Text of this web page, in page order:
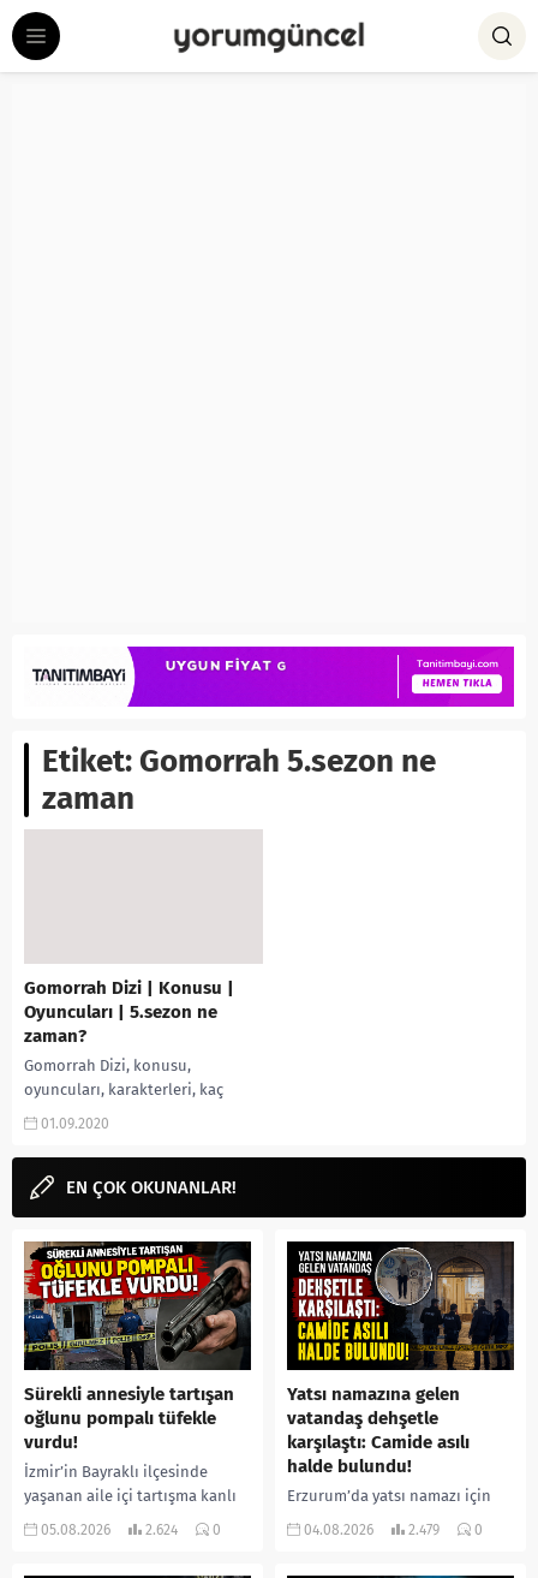
Etiket:Gomorrah 5.sezon ne
zaman
Gomorrah Dizi | Konusu |
Oyuncuları | 5.sezon ne
zaman?
Gomorrah Dizi, konusu,
oyuncuları, karakterleri, kaç
sezon, kaç bölüm, 5.sezon ne
yorumları, Ekşi, fragmanı, izle
gibi...
01.09.2020
EN ÇOK OKUNANLAR!
Sürekli annesiyle tartışan
oğlunu pompalı tüfekle
vurdu!
İzmir’in Bayraklı ilçesinde
yaşanan aile içi tartışma kanlı
bitti. İddiaya göre, uzun süredir
05.08.2026 2.624 0
Yatsı namazına gelen
vatandaş dehşetle
karşılaştı: Camide asılı
halde bulundu!
Erzurum’da yatsı namazı için
camiye gelen bir vatandaş,
04.08.2026 2.479 0